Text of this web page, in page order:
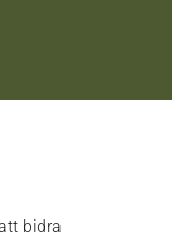
bidra